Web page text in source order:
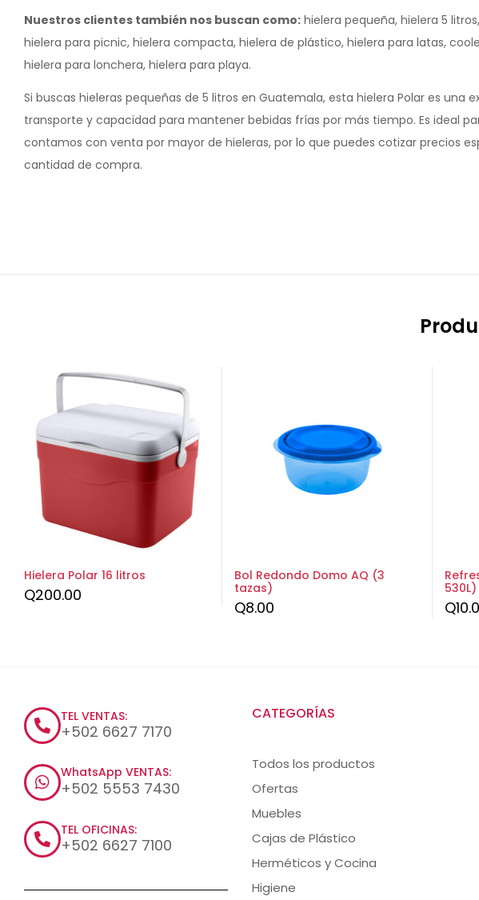
Nuestros clientes también nos buscan como: hielera pequeña, hielera 5
hielera para picnic, hielera compacta, hielera de plástico, hielera para latas,
hielera para lonchera, hielera para playa.
Si buscas hieleras pequeñas de 5 litros en Guatemala, esta hielera Polar es
transporte y capacidad para mantener bebidas frías por más tiempo. Es ideal
contamos con venta por mayor de hieleras, por lo que puedes cotizar precios
cantidad de compra.
Hielera Polar 16 litros
Q200.00
Bol Redondo Domo AQ (3
tazas)
Q8.00
530L)
Q
TEL VENTAS:
+502 6627 7170
WhatsApp VENTAS:
+502 5553 7430
TEL OFICINAS:
+502 6627 7100
CATEGORÍAS
Todos los productos
Ofertas
Muebles
Cajas de Plástico
Herméticos y Cocina
Higiene